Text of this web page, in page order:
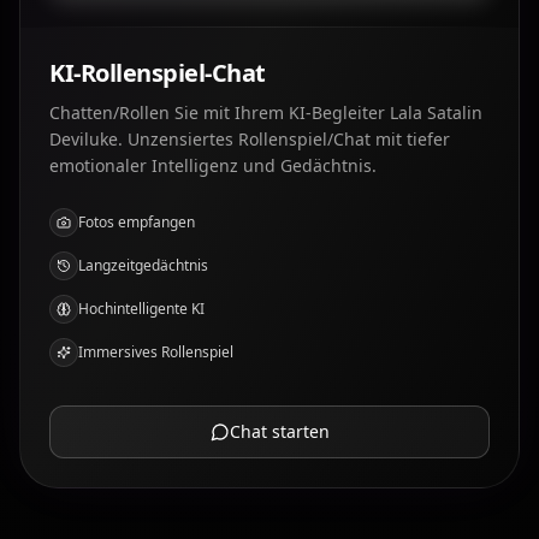
KI-Rollenspiel-Chat
Chatten/Rollen Sie mit Ihrem KI-Begleiter Lala Satalin
Deviluke. Unzensiertes Rollenspiel/Chat mit tiefer
emotionaler Intelligenz und Gedächtnis.
Fotos empfangen
Langzeitgedächtnis
Hochintelligente KI
Immersives Rollenspiel
Chat starten